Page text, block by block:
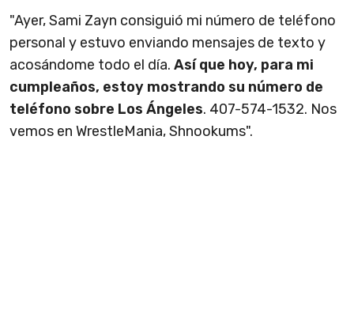
"Ayer, Sami Zayn consiguió mi número de teléfono
personal y estuvo enviando mensajes de texto y
acosándome todo el día. Así que hoy, para mi
cumpleaños, estoy mostrando su número de
teléfono sobre Los Ángeles. 407-574-1532. Nos
vemos en WrestleMania, Shnookums".